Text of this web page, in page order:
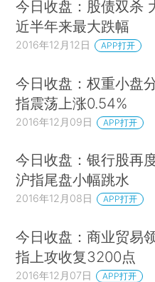
今日收盘：股债双杀
近半年来最大跌幅
2016年12月12日 APP打开
今日收盘：权重小盘
指震荡上涨0.54%
2016年12月09日 APP打开
今日收盘：银行股再
沪指尾盘小幅跳水
2016年12月08日 APP打开
今日收盘：商业贸易
指上攻收复3200点
2016年12月07日 APP打开